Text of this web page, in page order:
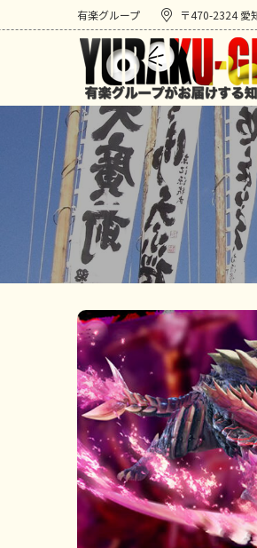
有楽グループ 〒470-2324 愛